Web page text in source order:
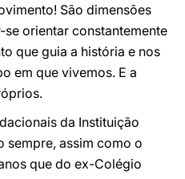
São dimensões
orientar constantemente
que guia a história e nos
em que vivemos. E a
da Instituição
sempre, assim como o
que do ex-Colégio